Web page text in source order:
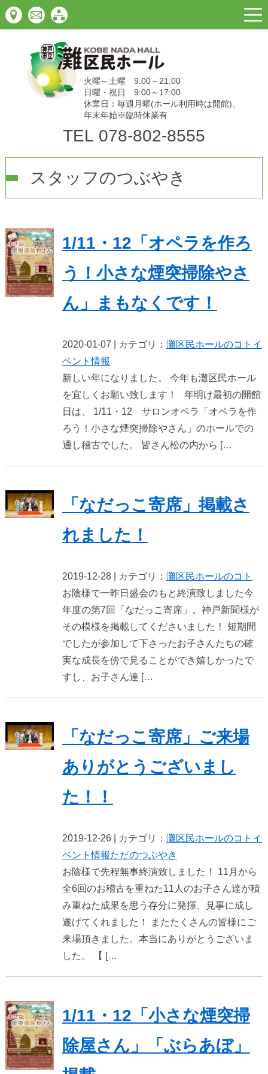
火曜～土曜 9:00～21:00
日曜・祝日 9:00～17:00
休業日：毎週月曜(ホール利用時は開館)、
年末年始※臨時休業有
TEL 078-802-8555
スタッフのつぶやき
1/11・12「オペラを作ろ
う！小さな煙突掃除やさ
ん」まもなくです！
2020-01-07 | カテゴリ： 灘区民ホールのコト イ
ベント情報
新しい年になりました。 今年も灘区民ホール
を宜しくお願い致します！ 年明け最初の開館
日は、 1/11・12 サロンオペラ「オペラを作
ろう！小さな煙突掃除やさん」のホールでの
通し稽古でした。 皆さん松の内から […
「なだっこ寄席」掲載さ
れました！
2019-12-28 | カテゴリ： 灘区民ホールのコト
お陰様で一昨日盛会のもと終演致しました今
年度の第7回「なだっこ寄席」。神戸新聞様が
その模様を掲載してくださいました！ 短期間
でしたが参加して下さったお子さんたちの確
実な成長を傍で見ることができ嬉しかったで
すし、お子さん達 […
「なだっこ寄席」ご来場
ありがとうございまし
た！！
2019-12-26 | カテゴリ： 灘区民ホールのコト イ
ベント情報ただのつぶやき
お陰様で先程無事終演致しました！ 11月から
全6回のお稽古を重ねた11人のお子さん達が積
み重ねた成果を思う存分に発揮、見事に成し
遂げてくれました！ またたくさんの皆様にご
来場頂きました。本当にありがとうございま
した。 【 […
1/11・12「小さな煙突掃
除屋さん」「ぶらあぼ」